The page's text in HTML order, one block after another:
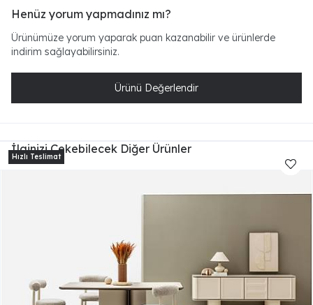
Henüz yorum yapmadınız mı?
Ürünümüze yorum yaparak puan kazanabilir ve ürünlerde
indirim sağlayabilirsiniz.
Ürünü Değerlendir
İlginizi Çekebilecek Diğer Ürünler